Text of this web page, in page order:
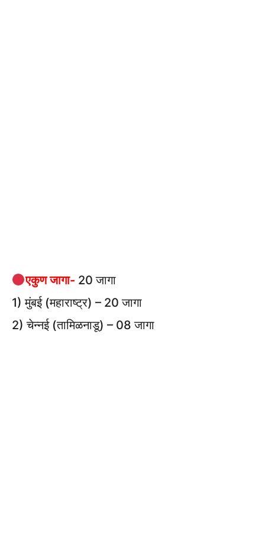
एकुण जागा- 20 जागा
1) मुंबई (महाराष्ट्र) – 20 जागा
2) चेन्नई (तामिळनाडू) – 08 जागा